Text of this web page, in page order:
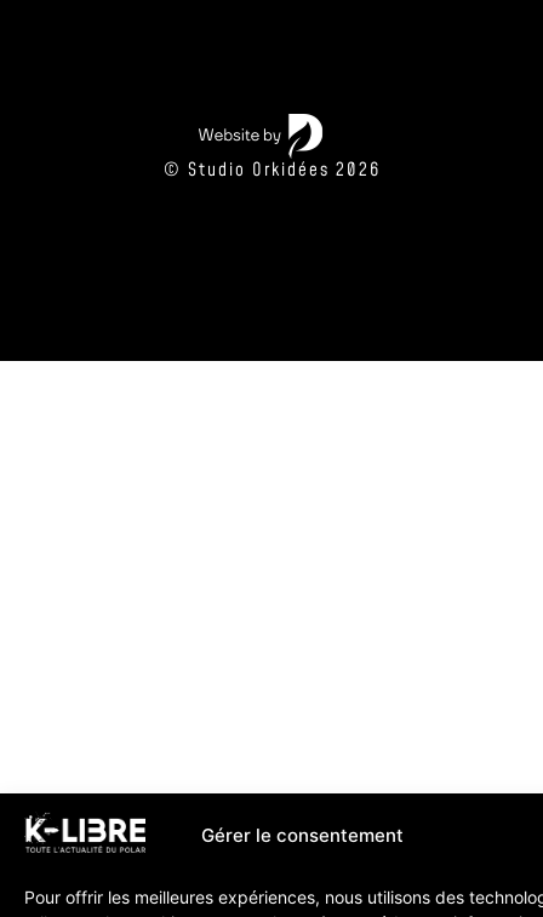
Gérer le consentement
Pour offrir les meilleures expériences, nous utilisons des
© Studio Orkidées 2026